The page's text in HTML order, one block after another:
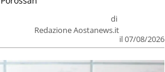
di
Redazione Aostanews.it
il 07/08/2026